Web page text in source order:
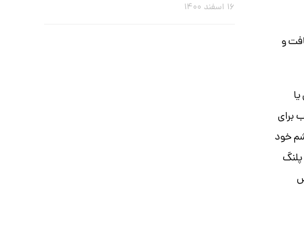
سرانجام بعد از ۱۰ روز نجات یافت و
برای
خود
۱۶ اسفند ۱۴۰۰